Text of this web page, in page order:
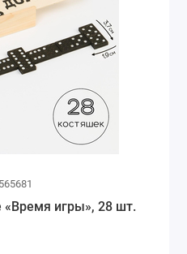
«Время игры», 28 шт.